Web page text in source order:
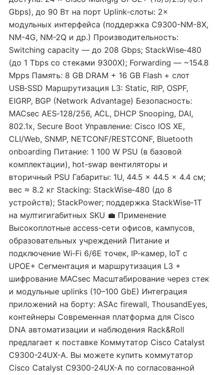
Gbps), до 90 Вт на порт Uplink-слоты: 2×
модульных интерфейса (поддержка C9300-NM-8X,
NM-4G, NM-2Q и др.) Производительность:
Switching capacity — до 208 Gbps; StackWise‑480
(до 1 Tbps со стеками 9300X); Forwarding — ~154.8
Mpps Память: 8 GB DRAM + 16 GB Flash + слот
USB‑SSD Маршрутизация L3: Static, RIP, OSPF,
EIGRP, BGP (Network Advantage) Безопасность:
MACsec AES‑128/256, ACL, DHCP Snooping, DAI,
802.1x, Secure Boot Управление: Cisco IOS XE,
CLI/Web, SNMP, NETCONF/RESTCONF, Bluetooth
onboarding Питание: 1 100 W PSU (в базовой
комплектации), hot-swap вентиляторы и
вторичный PSU Габариты: 1U, 44.5 × 44.5 × 4.4 см;
вес ≈ 8.2 кг Stacking: StackWise‑480 (до 8
устройств); StackPower; поддержка StackWise‑1T
на мултигигабитных SKU 💼 Применение
Высокоплотные access-сети офисов, кампусов,
образовательных учреждений Питание и
подключение Wi‑Fi 6/6E точек, IP‑камер, IoT с
UPOE+ Сегментация и маршрутизация L3 +
шифрование MACsec Масштабирование через стек
и модульные uplinks (10–100 GbE) Интеграция
приложений на борту: ASAc firewall, ThousandEyes,
контейнеры Современная платформа для Cisco
DNA автоматизации и наблюдения Rack&Roll
предлагает к поставке Коммутатор Cisco Catalyst
C9300-24UX-A. Вы можете купить коммутатор
Cisco Catalyst C9300-24UX-A по согласованной